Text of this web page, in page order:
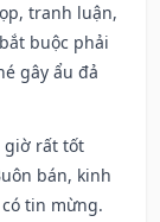
tranh luận,
buộc phải
gây ẩu đả
giờ rất tốt
bán, kinh
tin mừng.